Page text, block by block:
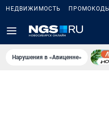
НЕДВИЖИМОСТЬ ПРОМОКОДЫ
Нарушения в «Авиценне»